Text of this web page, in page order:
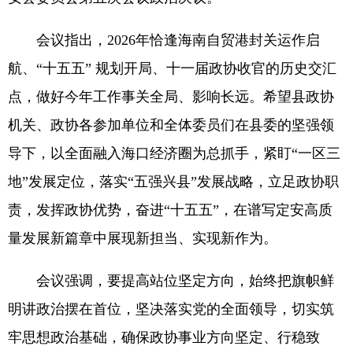
会议指出，2026年恰逢海南自贸港封关运作启
航、“十五五” 规划开局、十一届政协收官的历史交汇
点，做好今年工作事关全局、影响长远。希望县政协
机关、政协各参加单位和全体委员们在县委的坚强领
导下，以全面融入海口经济圈为总抓手，紧盯“一区三
地”发展定位，落实“五强兴县”发展战略，立足政协职
责，发挥政协优势，奋进“十五五”，在谱写定安高质
量发展新篇章中展现新担当、实现新作为。
会议强调，要提高站位坚定方向，始终把旗帜鲜
明讲政治摆在首位，坚决落实党的全面领导，切实筑
牢思想政治基础，确保政协事业方向坚定、行稳致